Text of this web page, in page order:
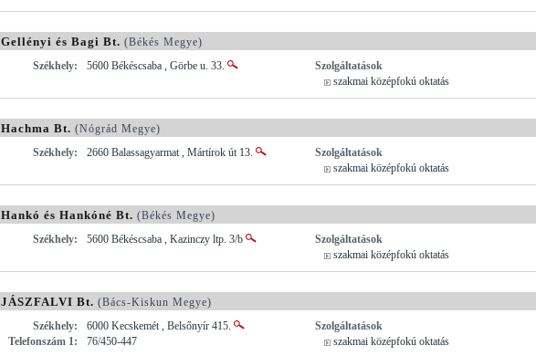
Gellényi és Bagi Bt. (Békés Megye)
Székhely:
5600 Békéscsaba , Görbe u. 33.
Szolgáltatások
szakmai középfokú oktatás
Hachma Bt. (Nógrád Megye)
Székhely:
2660 Balassagyarmat , Mártírok út 13.
Szolgáltatások
szakmai középfokú oktatás
Hankó és Hankóné Bt. (Békés Megye)
Székhely:
5600 Békéscsaba , Kazinczy ltp. 3/b
Szolgáltatások
szakmai középfokú oktatás
JÁSZFALVI Bt. (Bács-Kiskun Megye)
Székhely:
6000 Kecskemét , Belsőnyír 415.
Telefonszám 1:
76/450-447
Szolgáltatások
szakmai középfokú oktatás